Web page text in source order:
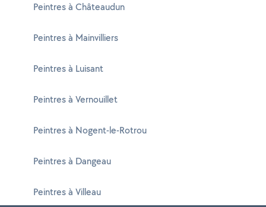
Peintres à Châteaudun
Peintres à Mainvilliers
Peintres à Luisant
Peintres à Vernouillet
Peintres à Nogent-le-Rotrou
Peintres à Dangeau
Peintres à Villeau